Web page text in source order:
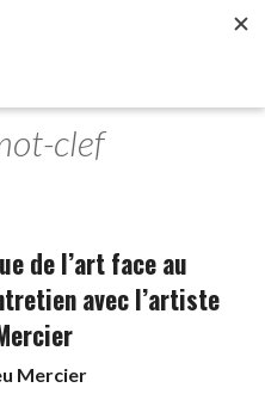
clef
de l’art face au
avec l’artiste
Mercier